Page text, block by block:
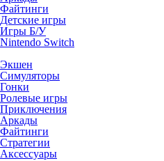
Файтинги
Детские игры
Игры Б/У
Nintendo Switch
Экшен
Симуляторы
Гонки
Ролевые игры
Приключения
Аркады
Файтинги
Стратегии
Аксессуары